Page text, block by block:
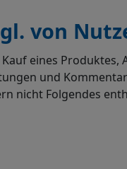
von
Kauf eines
und
nicht Folgendes